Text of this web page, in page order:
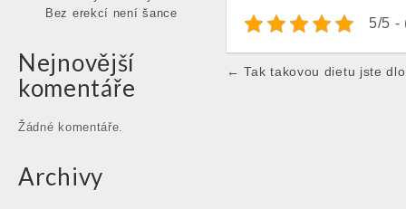
Bez erekcí není šance
Nejnovější
komentáře
Žádné komentáře.
Archivy
5/5 -
Post
← Tak takovou dietu jste